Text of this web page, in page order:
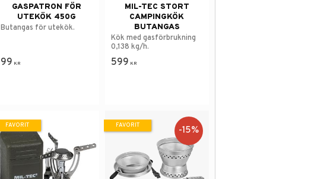
GASPATRON FÖR
UTEKÖK 450G
Butangas för utekök.
99 KR
MIL-TEC STORT
CAMPINGKÖK
BUTANGAS
Kök med gasförbrukning
0,138 kg/h.
599 KR
FAVORIT 15%
FAVORIT